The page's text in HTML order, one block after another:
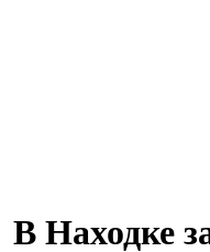
В Находке